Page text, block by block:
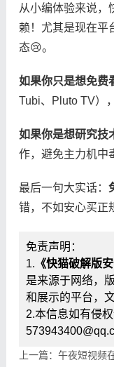
从小编体验来说，
赖！尤其是现在平
态😢。
如果你只是想免费
Tubi、Pluto TV）
如果你是想研究技
作，避免主力机中
最后一句大实话：​
错，不如安心买正
免责声明：
1. 《快猫破解版
是来源于网络，
和展示的平台，
2.本信息如有侵
上一篇：午夜短视频